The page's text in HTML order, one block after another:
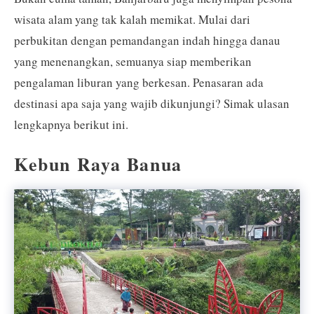
wisata alam yang tak kalah memikat. Mulai dari
perbukitan dengan pemandangan indah hingga danau
yang menenangkan, semuanya siap memberikan
pengalaman liburan yang berkesan. Penasaran ada
destinasi apa saja yang wajib dikunjungi? Simak ulasan
lengkapnya berikut ini.
Kebun Raya Banua